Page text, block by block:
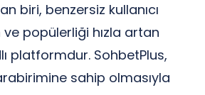
biri, benzersiz kullanıcı
popülerliği hızla artan
platformdur. SohbetPlus,
sahip olmasıyla